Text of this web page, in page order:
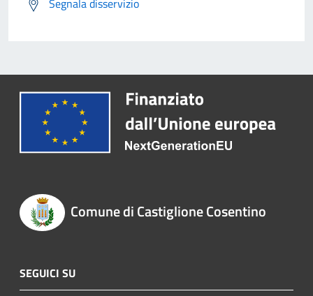
Segnala disservizio
Comune di Castiglione Cosentino
SEGUICI SU